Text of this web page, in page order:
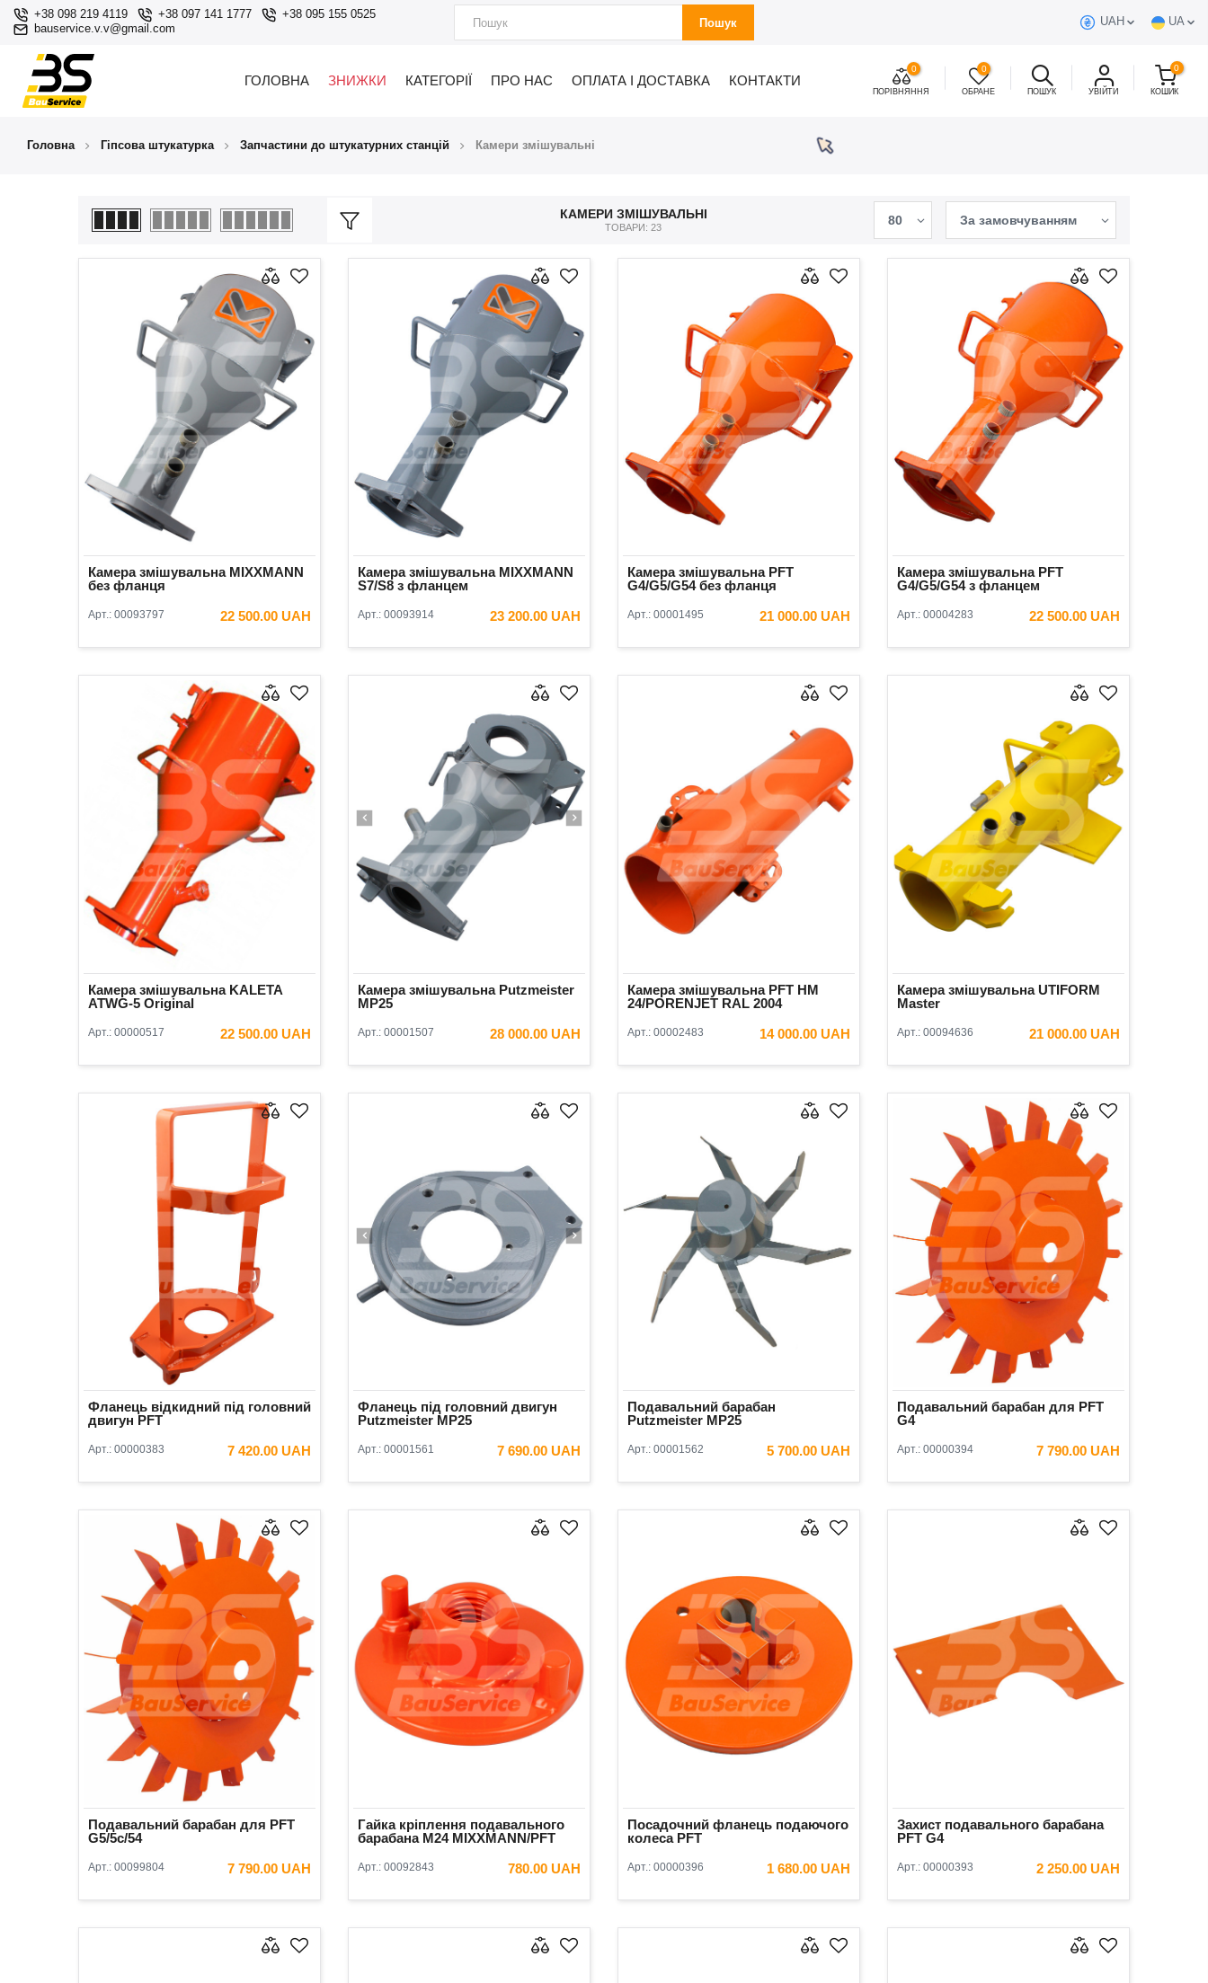
+38 098 219 4119 +38 097 141 1777
+38 095 155 0525
bauservice.v.v@gmail.com
Пошук UAH UA
ГОЛОВНА ЗНИЖКИ КАТЕГОРІЇ ПРО НАС ОПЛАТА І ДОСТАВКА КОНТАКТИ
0
ПОРІВНЯННЯ
0
ОБРАНЕ ПОШУК УВІЙТИ
0
КОШИК
Головна Гіпсова штукатурка Запчастини до штукатурних станцій Камери змішувальні
КАМЕРИ ЗМІШУВАЛЬНІ
ТОВАРИ: 23 80 За замовчуванням
Камера змішувальна MIXXMANN
без фланця
Арт.: 00093797 22 500.00 UAH
В КОШИК
Камера змішувальна MIXXMANN
S7/S8 з фланцем
Арт.: 00093914 23 200.00 UAH
В КОШИК
Камера змішувальна PFT
G4/G5/G54 без фланця
Арт.: 00001495 21 000.00 UAH
В КОШИК
Камера змішувальна PFT
G4/G5/G54 з фланцем
Арт.: 00004283 22 500.00 UAH
В КОШИК
Камера змішувальна KALETA
ATWG-5 Original
Арт.: 00000517 22 500.00 UAH
В КОШИК
Камера змішувальна Putzmeister
MP25
Арт.: 00001507 28 000.00 UAH
В КОШИК
Камера змішувальна PFT HM
24/PORENJET RAL 2004
Арт.: 00002483 14 000.00 UAH
В КОШИК
Камера змішувальна UTIFORM
Master
Арт.: 00094636 21 000.00 UAH
В КОШИК
Фланець відкидний під головний
двигун PFT
Арт.: 00000383 7 420.00 UAH
В КОШИК
Фланець під головний двигун
Putzmeister MP25
Арт.: 00001561 7 690.00 UAH
В КОШИК
Подавальний барабан
Putzmeister MP25
Арт.: 00001562 5 700.00 UAH
В КОШИК
Подавальний барабан для PFT
G4
Арт.: 00000394 7 790.00 UAH
В КОШИК
Подавальний барабан для PFT
G5/5c/54
Арт.: 00099804 7 790.00 UAH
В КОШИК
Гайка кріплення подавального
барабана M24 MIXXMANN/PFT
Арт.: 00092843 780.00 UAH
В КОШИК
Посадочний фланець подаючого
колеса PFT
Арт.: 00000396 1 680.00 UAH
В КОШИК
Захист подавального барабана
PFT G4
Арт.: 00000393 2 250.00 UAH
В КОШИК